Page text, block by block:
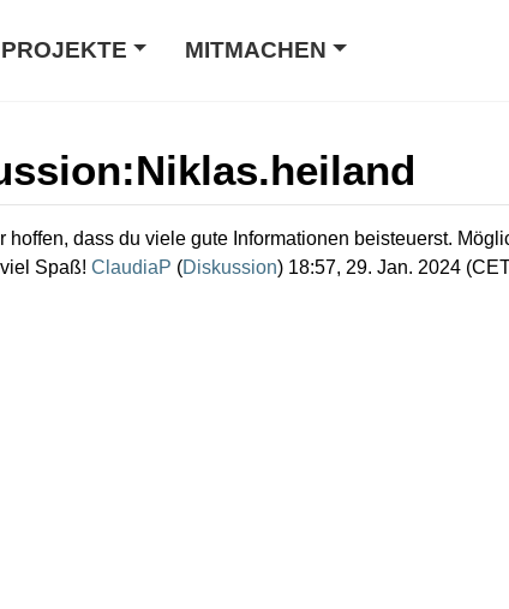
PROJEKTE MITMACHEN
:Niklas.heiland
hoffen, dass du viele gute Informationen beisteuerst.
Spaß! ClaudiaP (Diskussion) 18:57, 29. Jan. 2024